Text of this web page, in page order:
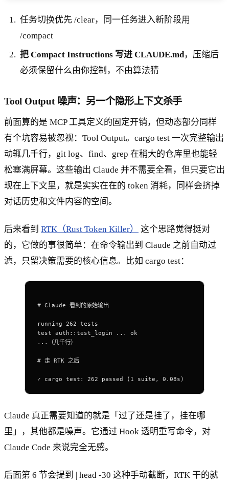
任务切换优先 /clear，同一任务进入新阶段用
/compact
把 Compact Instructions 写进 CLAUDE.md，压缩后
必须保留什么由你控制，不由算法猜
Tool Output 噪声：另一个隐形上下文杀手
前面算的是 MCP 工具定义的固定开销，但动态部分同样
有个坑容易被忽视：Tool Output。cargo test 一次完整输出
动辄几千行，git log、find、grep 在稍大的仓库里也能轻
松塞满屏幕。这些输出 Claude 并不需要全看，但只要它出
现在上下文里，就是实实在在的 token 消耗，同样会挤掉
对话历史和文件内容的空间。
后来看到 RTK（Rust Token Killer）
这个思路觉得挺对
的，它做的事很简单：在命令输出到 Claude 之前自动过
滤，只留决策需要的核心信息。比如 cargo test：
# Claude 看到的原始输出
running 262 tests
test auth::test_login ... ok
...（几千行）
# 走 RTK 之后
✓ cargo test: 262 passed (1 suite, 0.08s)
Claude 真正需要知道的就是「过了还是挂了，挂在哪
里」，其他都是噪声。它通过 Hook 透明重写命令，对
Claude Code 来说完全无感。
后面第 6 节会提到 | head -30 这种手动截断，RTK 干的就